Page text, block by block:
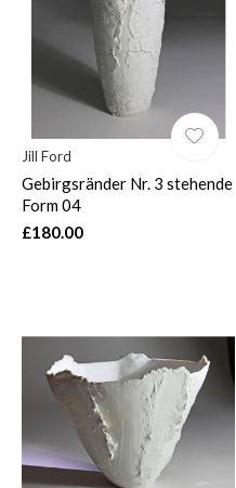
Jill Ford
Gebirgsränder Nr. 3 stehende
Form 04
£180.00